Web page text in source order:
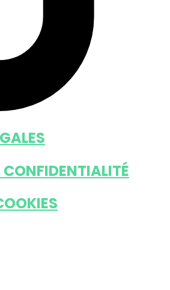
CONFIDENTIALITÉ